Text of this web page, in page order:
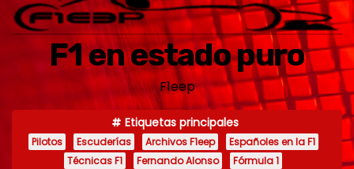
F1 en estado puro
F1eep
Etiquetas principales
Pilotos Escuderías Archivos F1eep
Españoles en la F1
Técnicas F1
Fernando Alonso Fórmula 1